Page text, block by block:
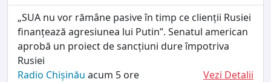
„SUA nu vor rămâne pasive în timp ce clienții Rusiei
finanțează agresiunea lui Putin”. Senatul american
aprobă un proiect de sancțiuni dure împotriva
Rusiei
Radio Chișinău acum 5 ore
Vezi Detalii